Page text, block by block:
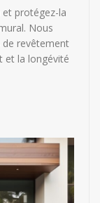
et protégez-la
Nous
revêtement
et la longévité